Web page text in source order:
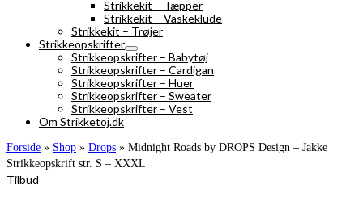
Strikkekit – Tæpper
Strikkekit – Vaskeklude
Strikkekit – Trøjer
Strikkeopskrifter
Strikkeopskrifter – Babytøj
Strikkeopskrifter – Cardigan
Strikkeopskrifter – Huer
Strikkeopskrifter – Sweater
Strikkeopskrifter – Vest
Om Strikketoj.dk
Forside » Shop » Drops » Midnight Roads by DROPS Design – Jakke
Strikkeopskrift str. S – XXXL
Tilbud